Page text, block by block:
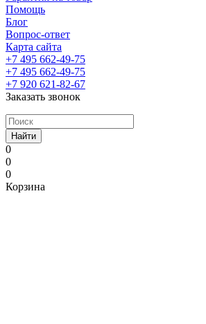
Помощь
Блог
Вопрос-ответ
Карта сайта
+7 495 662-49-75
+7 495 662-49-75
+7 920 621-82-67
Заказать звонок
Найти
0
0
0
Корзина